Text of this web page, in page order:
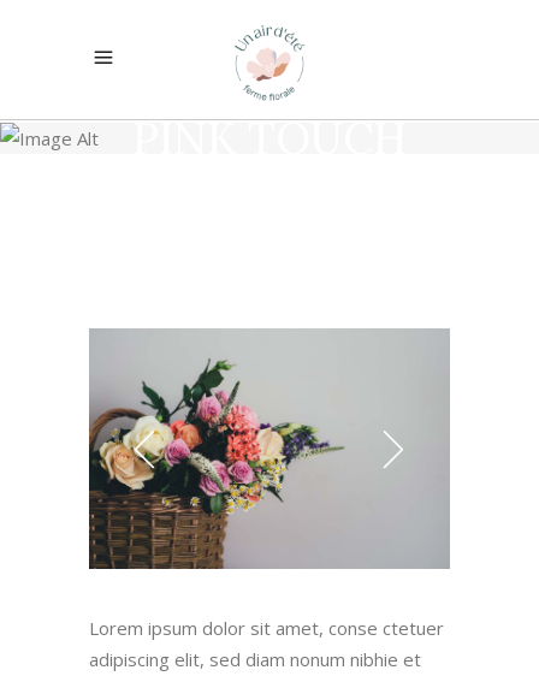
PINK TOUCH
Lorem ipsum dolor sit amet, conse ctetuer
adipiscing elit, sed diam nonum nibhie et